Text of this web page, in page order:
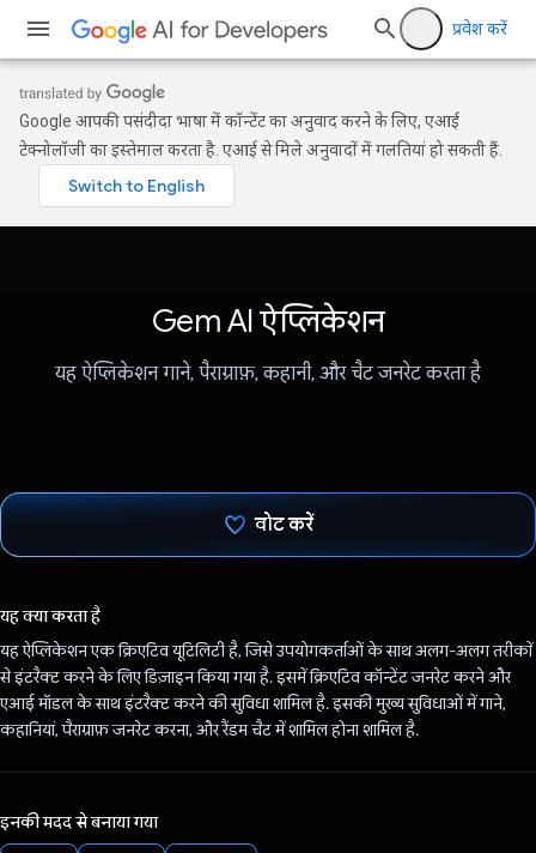
प्रवेश करें
Google आपकी पसंदीदा भाषा में कॉन्टेंट का अनुवाद करने के लिए, एआई
टेक्नोलॉजी का इस्तेमाल करता है. एआई से मिले अनुवादों में गलतियां हो सकती हैं.
Gem AI ऐप्लिकेशन
यह ऐप्लिकेशन गाने, पैराग्राफ़, कहानी, और चैट जनरेट करता है
वोट करें
यह क्या करता है
यह ऐप्लिकेशन एक क्रिएटिव यूटिलिटी है, जिसे उपयोगकर्ताओं के साथ अलग-अलग तरीकों
से इंटरैक्ट करने के लिए डिज़ाइन किया गया है. इसमें क्रिएटिव कॉन्टेंट जनरेट करने और
एआई मॉडल के साथ इंटरैक्ट करने की सुविधा शामिल है. इसकी मुख्य सुविधाओं में गाने,
कहानियां, पैराग्राफ़ जनरेट करना, और रैंडम चैट में शामिल होना शामिल है.
इनकी मदद से बनाया गया